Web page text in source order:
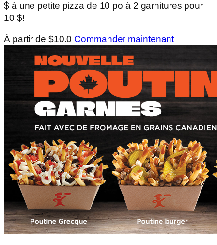
$ à une petite pizza de 10 po à 2 garnitures pour
10 $!
À partir de $10.0 Commander maintenant